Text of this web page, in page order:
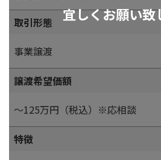
宜しくお願い致
取引形態
事業譲渡
譲渡希望価額
～125万円（税込）※応相談
特徴